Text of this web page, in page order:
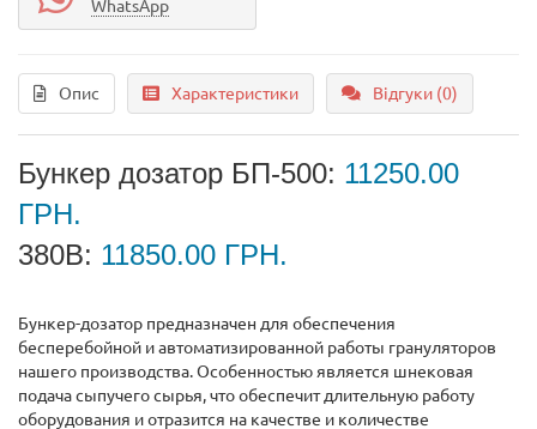
WhatsApp
Опис Характеристики Відгуки (0)
Бункер дозатор БП-500: 11250.00
ГРН.
380В: 11850.00 ГРН.
Бункер-дозатор предназначен для обеспечения
бесперебойной и автоматизированной работы грануляторов
нашего производства. Особенностью является шнековая
подача сыпучего сырья, что обеспечит длительную работу
оборудования и отразится на качестве и количестве